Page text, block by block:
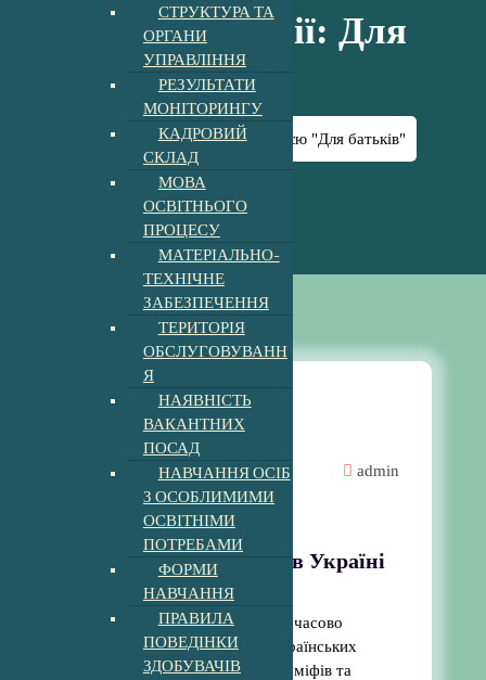
Архів категорії: Для
батьків
Головна Архів за категорією "Для батьків"
Для батьків
Новини
admin
5 міфів щодо вступу в Україні
для молоді з ТОТ
Навколо вступу молоді з тимчасово
окупованих територій до українських
закладів освіти існує чимало міфів та
СТРУКТУРА ТА
ОРГАНИ
УПРАВЛІННЯ
РЕЗУЛЬТАТИ
МОНІТОРИНГУ
КАДРОВИЙ
СКЛАД
МОВА
ОСВІТНЬОГО
ПРОЦЕСУ
МАТЕРІАЛЬНО-
ТЕХНІЧНЕ
ЗАБЕЗПЕЧЕННЯ
ТЕРИТОРІЯ
ОБСЛУГОВУВАНН
Я
НАЯВНІСТЬ
ВАКАНТНИХ
ПОСАД
НАВЧАННЯ ОСІБ
З ОСОБЛИМИМИ
ОСВІТНІМИ
ПОТРЕБАМИ
ФОРМИ
НАВЧАННЯ
ПРАВИЛА
ПОВЕДІНКИ
ЗДОБУВАЧІВ